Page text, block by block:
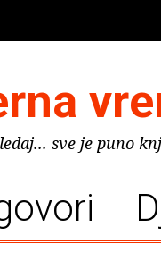
sve je puno